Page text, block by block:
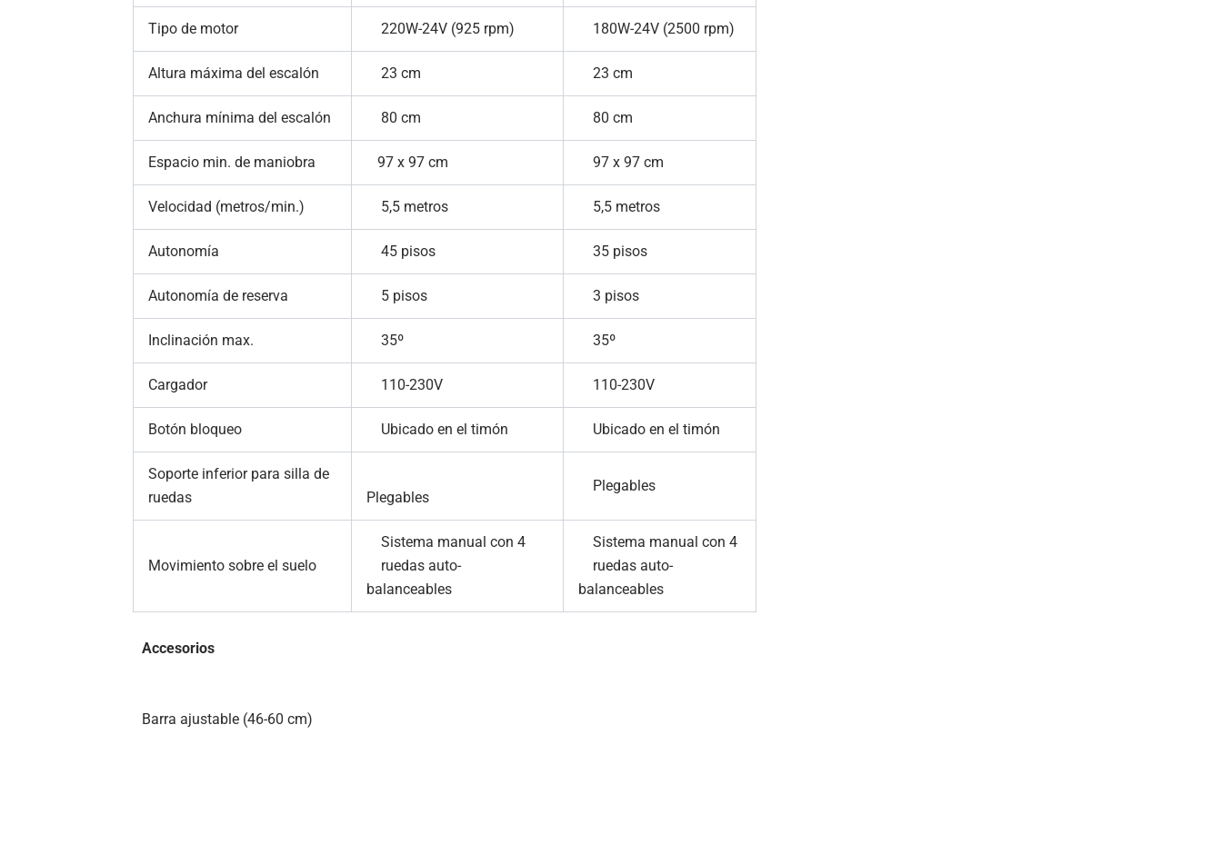
Tipo de motor 220W-24V (925 rpm) 180W-24V (2500 rpm)
Altura máxima del escalón 23 cm 23 cm
Anchura mínima del escalón 80 cm 80 cm
Espacio min. de maniobra 97 x 97 cm 97 x 97 cm
Velocidad (metros/min.) 5,5 metros 5,5 metros
Autonomía 45 pisos 35 pisos
Autonomía de reserva 5 pisos 3 pisos
Inclinación max. 35º 35º
Cargador 110-230V 110-230V
Botón bloqueo Ubicado en el timón Ubicado en el timón
Soporte inferior para silla de
ruedas
Plegables
Plegables
Movimiento sobre el suelo
Sistema manual con 4
ruedas auto-
balanceables
Sistema manual con 4
ruedas auto-
balanceables
Accesorios
Barra ajustable (46-60 cm)